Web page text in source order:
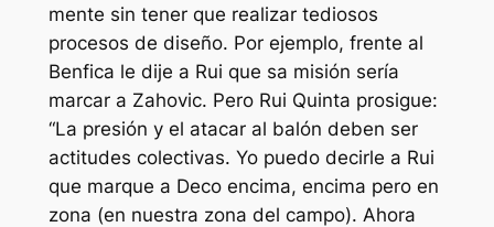
mente sin tener que realizar tediosos
procesos de diseño. Por ejemplo, frente al
Benfica le dije a Rui que sa misión sería
marcar a Zahovic. Pero Rui Quinta prosigue:
“La presión y el atacar al balón deben ser
actitudes colectivas. Yo puedo decirle a Rui
que marque a Deco encima, encima pero en
zona (en nuestra zona del campo). Ahora